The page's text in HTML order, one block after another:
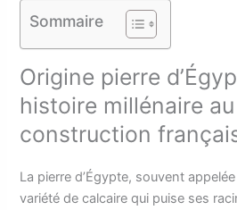
Sommaire
Origine pierre
histoire millénaire
construction
La pierre d’Égypte, souvent
variété de calcaire qui puise ses